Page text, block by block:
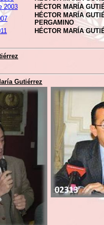
2003
HÉCTOR MARÍA
HÉCTOR MARÍA
PERGAMINO
HÉCTOR MARÍA
Gutiérrez